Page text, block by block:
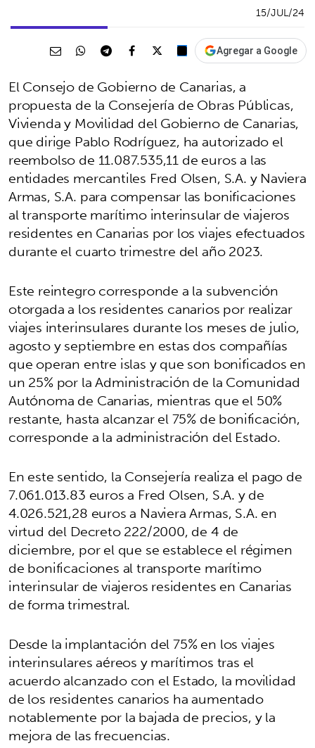
15/JUL/24
Agregar a Google
El Consejo de Gobierno de Canarias, a
propuesta de la Consejería de Obras Públicas,
Vivienda y Movilidad del Gobierno de Canarias,
que dirige Pablo Rodríguez, ha autorizado el
reembolso de 11.087.535,11 de euros a las
entidades mercantiles Fred Olsen, S.A. y Naviera
Armas, S.A. para compensar las bonificaciones
al transporte marítimo interinsular de viajeros
residentes en Canarias por los viajes efectuados
durante el cuarto trimestre del año 2023.
Este reintegro corresponde a la subvención
otorgada a los residentes canarios por realizar
viajes interinsulares durante los meses de julio,
agosto y septiembre en estas dos compañías
que operan entre islas y que son bonificados en
un 25% por la Administración de la Comunidad
Autónoma de Canarias, mientras que el 50%
restante, hasta alcanzar el 75% de bonificación,
corresponde a la administración del Estado.
En este sentido, la Consejería realiza el pago de
7.061.013.83 euros a Fred Olsen, S.A. y de
4.026.521,28 euros a Naviera Armas, S.A. en
virtud del Decreto 222/2000, de 4 de
diciembre, por el que se establece el régimen
de bonificaciones al transporte marítimo
interinsular de viajeros residentes en Canarias
de forma trimestral.
Desde la implantación del 75% en los viajes
interinsulares aéreos y marítimos tras el
acuerdo alcanzado con el Estado, la movilidad
de los residentes canarios ha aumentado
notablemente por la bajada de precios, y la
mejora de las frecuencias.